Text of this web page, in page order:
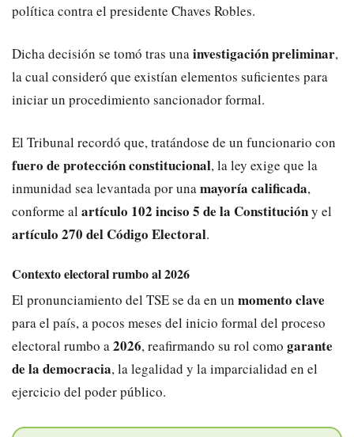
política contra el presidente Chaves Robles.
Dicha decisión se tomó tras unainvestigación preliminar,
la cual consideró que existían elementos suficientes para
iniciar un procedimiento sancionador formal.
El Tribunal recordó que, tratándose de un funcionario con
fuero de protección constitucional, la ley exige que la
inmunidad sea levantada por unamayoría calificada,
conforme al artículo 102 inciso 5 de la Constitucióny el
artículo 270 del Código Electoral.
Contexto electoral rumbo al 2026
El pronunciamiento del TSE se da en un momento clave
para el país, a pocos meses del inicio formal del proceso
electoral rumbo a2026, reafirmando su rol como garante
de la democracia, la legalidad y la imparcialidad en el
ejercicio del poder público.